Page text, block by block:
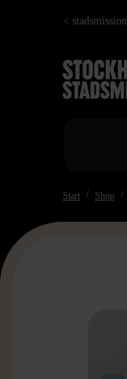
Hoppa
<
Start Shop